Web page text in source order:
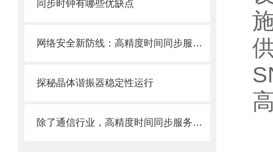
同步时钟有哪些优缺点
网络安全新防线：高精度时间同步服务器防攻击与容错设计
探秘晶体谐振器稳定性运行
除了通信行业，高精度时间同步服务器在其他领域有哪些应用